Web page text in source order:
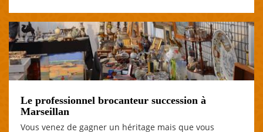
Le professionnel brocanteur succession à
Marseillan
Vous venez de gagner un héritage mais que vous